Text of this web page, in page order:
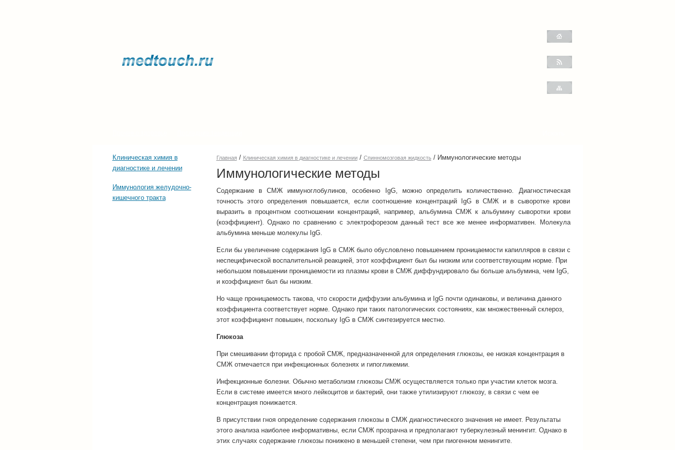
Клиническая химия в
диагностике и лечении
Иммунология желудочно-
кишечного тракта
Главная / Клиническая химия в диагностике и лечении/ Спинномозговая жидкость/ Иммунологические методы
Иммунологические методы
Содержание в СМЖ иммуноглобулинов, особенно IgG, можно определить количественно. Диагностическая
точность этого определения повышается, если соотношение концентраций IgG в СМЖ и в сыворотке крови
выразить в процентном соотношении концентраций, например, альбумина СМЖ к альбумину сыворотки крови
(коэффициент). Однако по сравнению с электрофорезом данный тест все же менее информативен. Молекула
альбумина меньше молекулы IgG.
Если бы увеличение содержания IgG в СМЖ было обусловлено повышением проницаемости капилляров в связи с
неспецифической воспалительной реакцией, этот коэффициент был бы низким или соответствующим норме. При
небольшом повышении проницаемости из плазмы крови в СМЖ диффундировало бы больше альбумина, чем IgG,
и коэффициент был бы низким.
Но чаще проницаемость такова, что скорости диффузии альбумина и IgG почти одинаковы, и величина данного
коэффициента соответствует норме. Однако при таких патологических состояниях, как множественный склероз,
этот коэффициент повышен, поскольку IgG в СМЖ синтезируется местно.
Глюкоза
При смешивании фторида с пробой СМЖ, предназначенной для определения глюкозы, ее низкая концентрация в
СМЖ отмечается при инфекционных болезнях и гипогликемии.
Инфекционные болезни. Обычно метаболизм глюкозы СМЖ осуществляется только при участии клеток мозга.
Если в системе имеется много лейкоцитов и бактерий, они также утилизируют глюкозу, в связи с чем ее
концентрация понижается.
В присутствии гноя определение содержания глюкозы в СМЖ диагностического значения не имеет. Результаты
этого анализа наиболее информативны, если СМЖ прозрачна и предполагают туберкулезный менингит. Однако в
этих случаях содержание глюкозы понижено в меньшей степени, чем при пиогенном менингите.